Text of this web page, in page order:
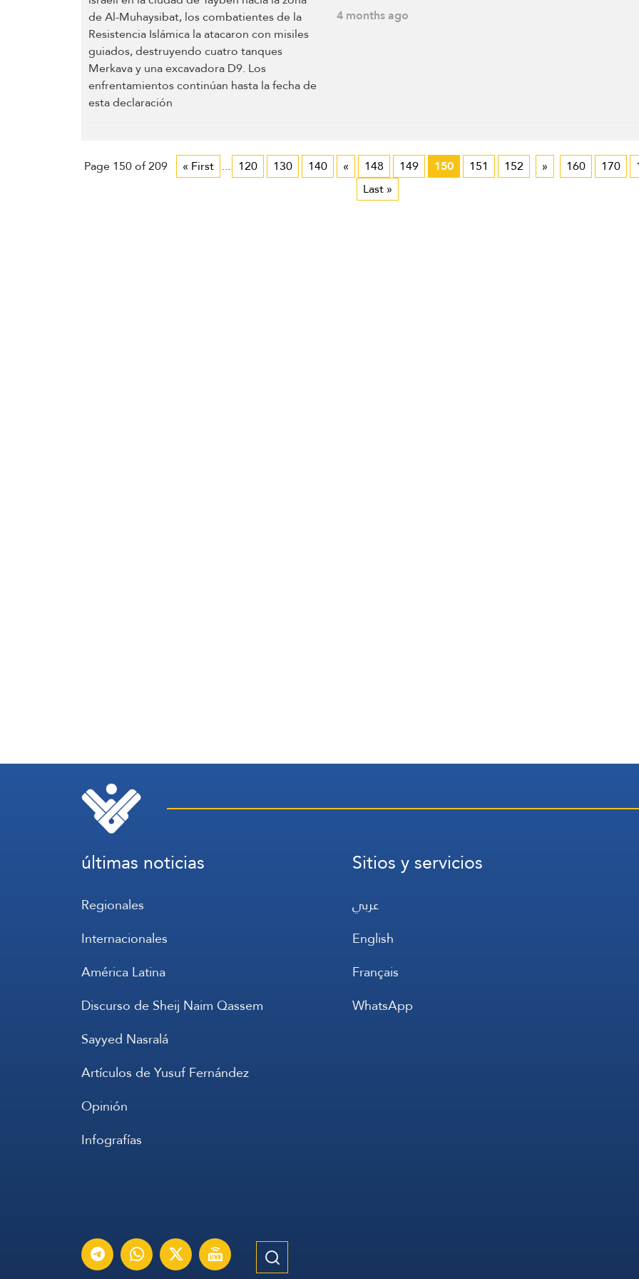
zona de Al-Muhaysibat, los combatientes de la
Islámica la atacaron con misiles guiados, destruyendo
4 months ago
Page 150 of 209 « First ... 120 130 140 « 148 149 150 151 152 » 160 170
Last »
últimas noticias
Regionales
Internacionales
América Latina
Discurso de Sheij Naim Qassem
Sayyed Nasralá
Artículos de Yusuf Fernández
Opinión
Infografías
Sitios y servicios
عربي
English
Français
WhatsApp